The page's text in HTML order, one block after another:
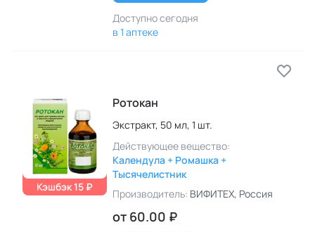
Доступно сегодня
в 1 аптеке
Кэшбэк 15 ₽
Ротокан
Экстракт, 50 мл, 1 шт.
Действующее вещество:
Календула + Ромашка +
Тысячелистник
Производитель: ВИФИТЕХ, Россия
от 60.00 ₽